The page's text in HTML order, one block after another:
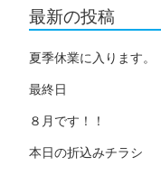
最新の投稿
夏季休業に入ります。
最終日
８月です！！
本日の折込みチラシ